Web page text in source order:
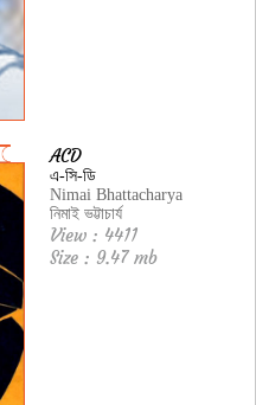
ACD
এ-সি-ডি
Nimai Bhattacharya
নিমাই ভট্টাচার্য
View : 4411
Size : 9.47 mb